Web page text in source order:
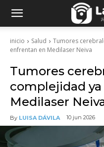
inicio Salud
Tumores
enfrentan en Medilaser Neiva
Tumores
complejidad
Medilaser
By LUISA DÁVILA 10 jun 2026